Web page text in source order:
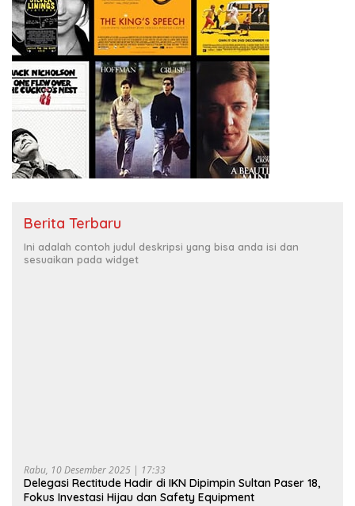
Berita Terbaru
Ini adalah contoh judul deskripsi yang bisa anda isi dan
sesuaikan pada widget
Rabu, 10 Desember 2025 | 17:33
Delegasi Rectitude Hadir di IKN Dipimpin Sultan Paser 18,
Fokus Investasi Hijau dan Safety Equipment